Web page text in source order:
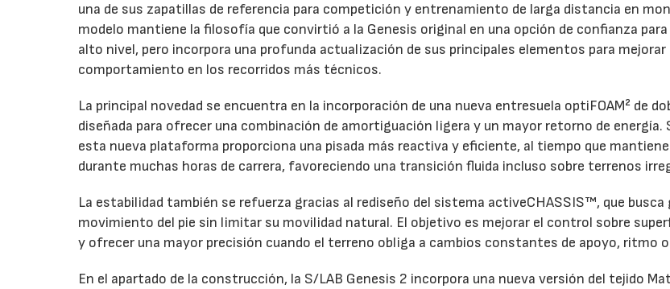
una de sus zapatillas de referencia para competición y entrenamiento de larga distancia en
modelo mantiene la filosofía que convirtió a la Genesis original en una opción de confianza
alto nivel, pero incorpora una profunda actualización de sus principales elementos para mejorar
comportamiento en los recorridos más técnicos.
La principal novedad se encuentra en la incorporación de una nueva entresuela optiFOAM² de
diseñada para ofrecer una combinación de amortiguación ligera y un mayor retorno de energía.
esta nueva plataforma proporciona una pisada más reactiva y eficiente, al tiempo que
durante muchas horas de carrera, favoreciendo una transición fluida incluso sobre terrenos
La estabilidad también se refuerza gracias al rediseño del sistema activeCHASSIS™, que busca
movimiento del pie sin limitar su movilidad natural. El objetivo es mejorar el control sobre
y ofrecer una mayor precisión cuando el terreno obliga a cambios constantes de apoyo, ritmo
En el apartado de la construcción, la S/LAB Genesis 2 incorpora una nueva versión del tejido